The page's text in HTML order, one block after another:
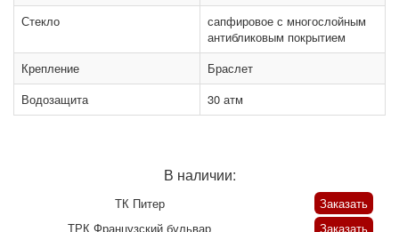
Стекло
сапфировое с многослойным
антибликовым покрытием
Крепление
Браслет
Водозащита
30 атм
В наличии:
ТК Питер
Заказать
ТРК Французский бульвар
Заказать